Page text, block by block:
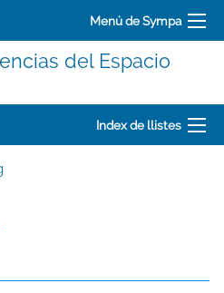
Menú de Sympa
del Espacio
Index de llistes